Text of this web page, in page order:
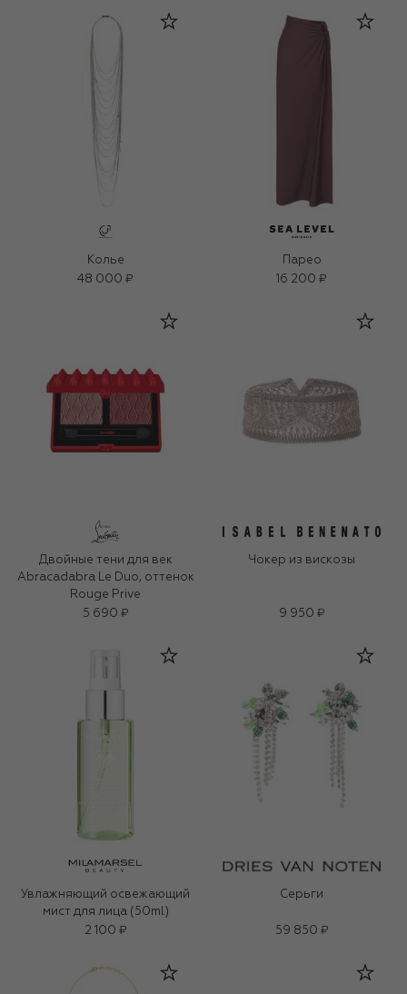
Колье
48 000 ₽
Парео
16 200 ₽
Двойные тени для век
Abracadabra Le Duo, оттенок
Rouge Prive
5 690 ₽
Чокер из вискозы
9 950 ₽
Увлажняющий освежающий
мист для лица (50ml)
2 100 ₽
Серьги
59 850 ₽